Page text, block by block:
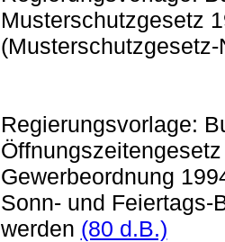
Musterschutzgesetz
Regierungsvorlage:
Gewerbeordnung
Sonn- und Feiertags-
werden (80 d.B.)